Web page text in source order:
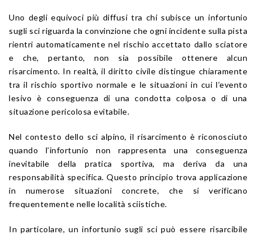
Uno degli equivoci più diffusi tra chi subisce un infortunio
sugli sci riguarda la convinzione che ogni incidente sulla pista
rientri automaticamente nel rischio accettato dallo sciatore
e che, pertanto, non sia possibile ottenere alcun
risarcimento. In realtà, il diritto civile distingue chiaramente
tra il rischio sportivo normale e le situazioni in cui l’evento
lesivo è conseguenza di una condotta colposa o di una
situazione pericolosa evitabile.
Nel contesto dello sci alpino, il risarcimento è riconosciuto
quando l’infortunio non rappresenta una conseguenza
inevitabile della pratica sportiva, ma deriva da una
responsabilità specifica. Questo principio trova applicazione
in numerose situazioni concrete, che si verificano
frequentemente nelle località sciistiche.
In particolare, un infortunio sugli sci può essere risarcibile